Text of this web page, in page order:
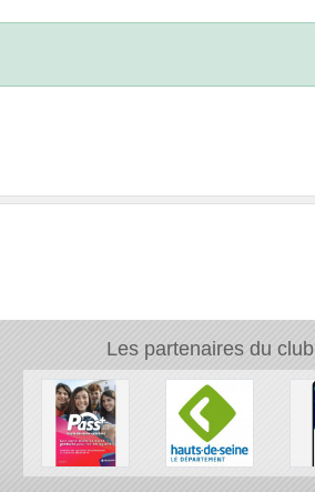
Les partenaires du club